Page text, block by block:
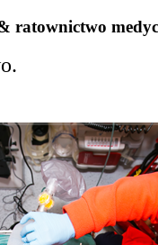
ratownictwo